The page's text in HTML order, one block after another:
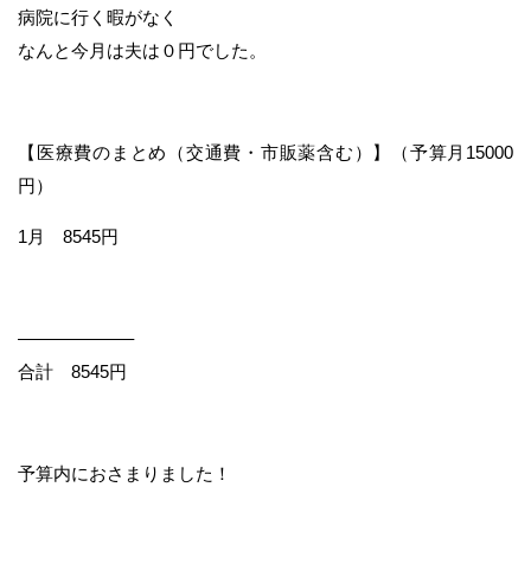
病院に行く暇がなく
なんと今月は夫は０円でした。
【医療費のまとめ（交通費・市販薬含む）】（予算月15000
円）
1月 8545円
——————–
合計 8545円
予算内におさまりました！